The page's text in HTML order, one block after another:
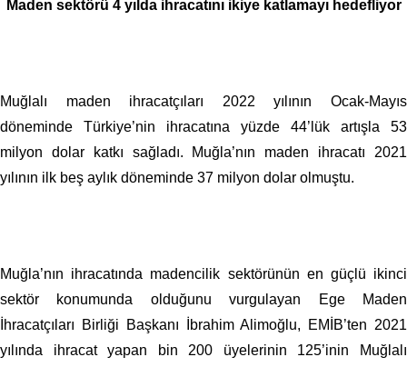
Maden sektörü 4 yılda ihracatını ikiye katlamayı hedefliyor
Muğlalı maden ihracatçıları 2022 yılının Ocak-Mayıs
döneminde Türkiye’nin ihracatına yüzde 44’lük artışla 53
milyon dolar katkı sağladı. Muğla’nın maden ihracatı 2021
yılının ilk beş aylık döneminde 37 milyon dolar olmuştu.
Muğla’nın ihracatında madencilik sektörünün en güçlü ikinci
sektör konumunda olduğunu vurgulayan Ege Maden
İhracatçıları Birliği Başkanı İbrahim Alimoğlu, EMİB’ten 2021
yılında ihracat yapan bin 200 üyelerinin 125’inin Muğlalı